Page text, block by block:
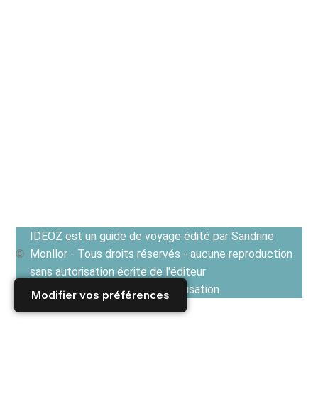
Modifier vos préférences
IDEOZ est un guide de voyage édité par Sandrine
Monllor - Tous droits réservés - aucune reproduction
sans autorisation écrite de l'éditeur
Voir les Conditions générales d'utilisation